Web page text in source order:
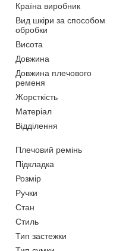
Країна виробник
Вид шкіри за способом
обробки
Висота
Довжина
Довжина плечового
ременя
Жорсткість
Матеріал
Відділення
Плечовий ремінь
Підкладка
Розмір
Ручки
Стан
Стиль
Тип застежки